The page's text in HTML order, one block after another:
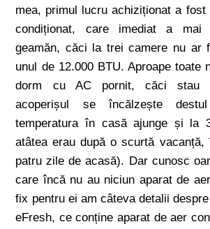
mea, primul lucru achiziționat a fost
condiționat, care imediat a
geamăn, căci la trei camere nu ar
unul de 12.000 BTU. Aproape toate
dorm cu AC pornit, căci stau
acoperișul se încălzește
temperatura în casă ajunge și la
atâtea erau după o scurtă
patru zile de acasă). Dar cunosc
care încă nu au niciun aparat de
fix pentru ei am câteva detalii
eFresh, ce conține aparat de aer